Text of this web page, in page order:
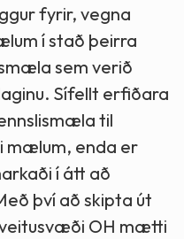
fyrir, vegna
í stað þeirra
sem verið
Sífellt erfiðara
til
mælum, enda er
í átt að
því að skipta út
OH mætti